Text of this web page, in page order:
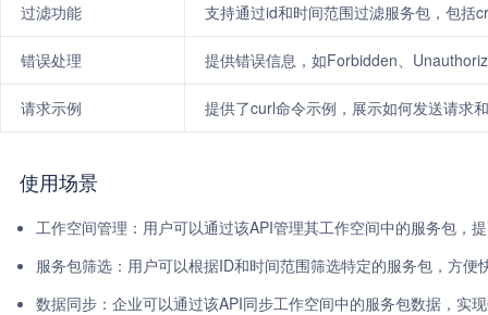
过滤功能 支持通过id和时间范围过滤服务包，包括
错误处理 提供错误信息，如Forbidden、
请求示例 提供了curl命令示例，展示如何发送请求
使用场景
工作空间管理：用户可以通过该API管理其工作空间中的服务包，
服务包筛选：用户可以根据ID和时间范围筛选特定的服务包，方便
数据同步：企业可以通过该API同步工作空间中的服务包数据，实